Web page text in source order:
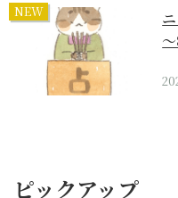
NEW
ピックアップ